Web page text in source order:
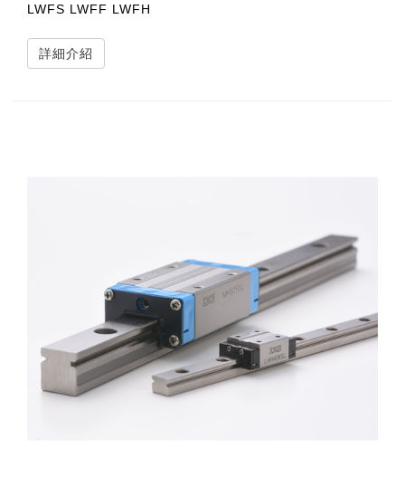
LWFS LWFF LWFH
詳細介紹